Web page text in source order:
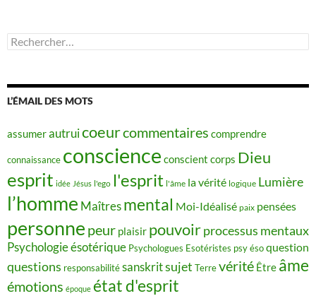
Rechercher :
L’ÉMAIL DES MOTS
assumerautruicoeurcommentaires comprendre
connaissance conscience conscient corps Dieu
esprit idée Jésus l'ego l'esprit l'âme la vérité logique Lumière
l’homme Maîtres mental Moi-Idéalisé paix pensées
personne peur plaisir pouvoirprocessus mentaux
Psychologie ésotérique Psychologues Esotéristes psy ésoquestion
questions responsabilitésanskritsujet Terrevérité Être âme
émotions époque état d'esprit